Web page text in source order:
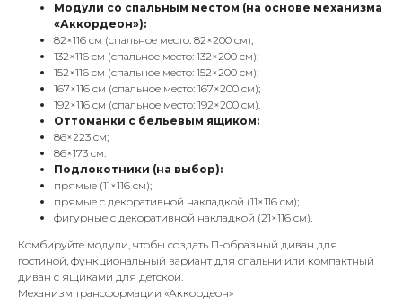
Модули со спальным местом (на основе механизма
«Аккордеон»):
82×116 см (спальное место: 82×200 см);
132×116 см (спальное место: 132×200 см);
152×116 см (спальное место: 152×200 см);
167×116 см (спальное место: 167×200 см);
192×116 см (спальное место: 192×200 см).
Оттоманки с бельевым ящиком:
86×223 см;
86×173 см.
Подлокотники (на выбор):
прямые (11×116 см);
прямые с декоративной накладкой (11×116 см);
фигурные с декоративной накладкой (21×116 см).
Комбируйте модули, чтобы создать П-образный диван для
гостиной, функциональный вариант для спальни или компактный
диван с ящиками для детской.
Механизм трансформации «Аккордеон»